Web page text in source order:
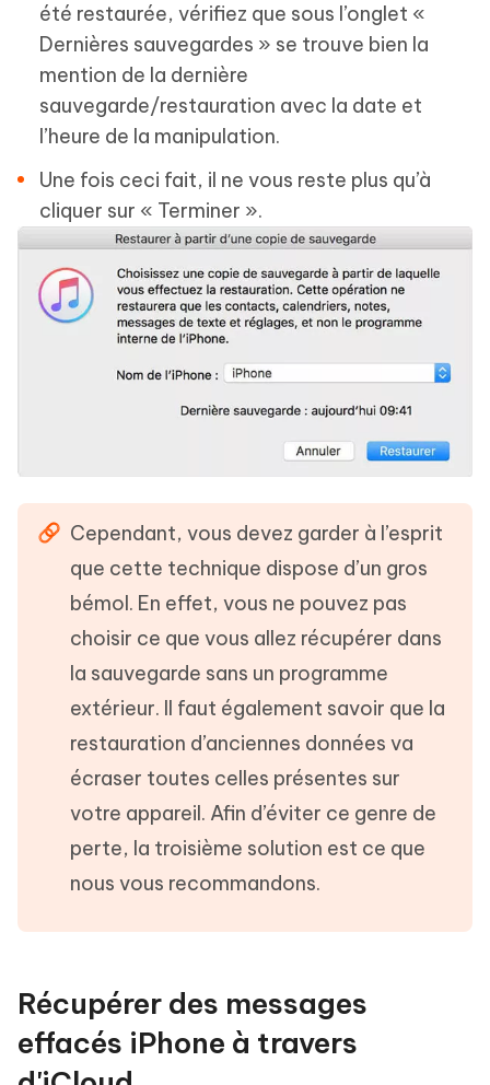
été restaurée, vérifiez que sous l’onglet «
Dernières sauvegardes » se trouve bien la
mention de la dernière
sauvegarde/restauration avec la date et
l’heure de la manipulation.
Une fois ceci fait, il ne vous reste plus qu’à
cliquer sur « Terminer ».
Cependant, vous devez garder à l’esprit
que cette technique dispose d’un gros
bémol. En effet, vous ne pouvez pas
choisir ce que vous allez récupérer dans
la sauvegarde sans un programme
extérieur. Il faut également savoir que la
restauration d’anciennes données va
écraser toutes celles présentes sur
votre appareil. Afin d’éviter ce genre de
perte, la troisième solution est ce que
nous vous recommandons.
Récupérer des messages
effacés iPhone à travers